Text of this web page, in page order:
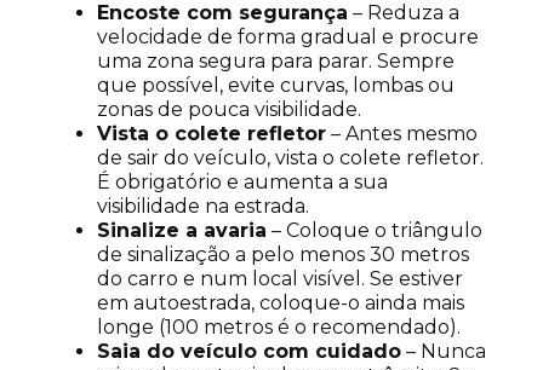
Encoste com segurança – Reduza a
velocidade de forma gradual e procure
uma zona segura para parar. Sempre
que possível, evite curvas, lombas ou
zonas de pouca visibilidade.
Vista o colete refletor – Antes mesmo
de sair do veículo, vista o colete refletor.
É obrigatório e aumenta a sua
visibilidade na estrada.
Sinalize a avaria – Coloque o triângulo
de sinalização a pelo menos 30 metros
do carro e num local visível. Se estiver
em autoestrada, coloque-o ainda mais
longe (100 metros é o recomendado).
Saia do veículo com cuidado – Nunca